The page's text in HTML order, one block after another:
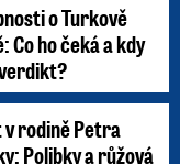
o Turkově
Co ho čeká a kdy
v rodině Petra
Polibky a růžová